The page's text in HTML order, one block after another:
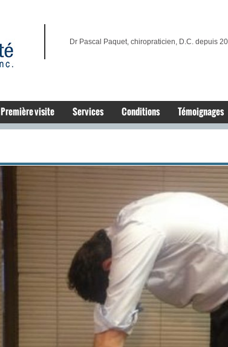
Dr Pascal Paquet, chiropraticien, D.C. depuis
Première visite Services Conditions Témoignages